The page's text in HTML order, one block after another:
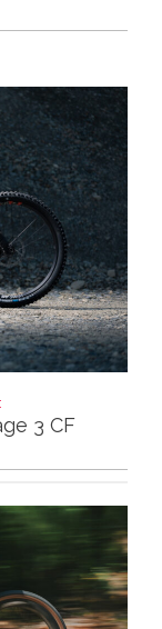
3 CF